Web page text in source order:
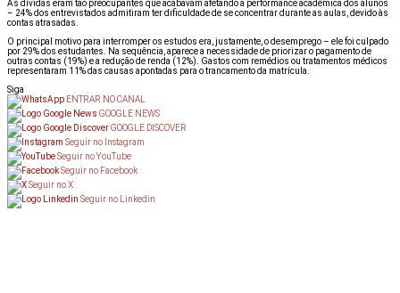
As dívidas eram tão preocupantes que acabavam afetando a performance acadêmica dos alunos
– 24% dos entrevistados admitiram ter dificuldade de se concentrar durante as aulas, devido às
contas atrasadas.
O principal motivo para interromper os estudos era, justamente, o desemprego – ele foi culpado
por 29% dos estudantes. Na sequência, aparece a necessidade de priorizar o pagamento de
outras contas (19%) e a redução de renda (12%). Gastos com remédios ou tratamentos médicos
representaram 11% das causas apontadas para o trancamento da matrícula.
Siga
ENTRAR NO CANAL
GOOGLE NEWS
GOOGLE DISCOVER
Seguir no Instagram
Seguir no YouTube
Seguir no Facebook
Seguir no X
Seguir no Linkedin